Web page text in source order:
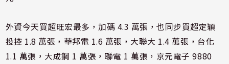
外資今天買超旺宏最多，加碼 4.3 萬張，也同步買超定穎
投控 1.8 萬張，華邦電 1.6 萬張，大聯大 1.4 萬張，台化
1.1 萬張，大成鋼 1 萬張，聯電 1 萬張，京元電子 9880